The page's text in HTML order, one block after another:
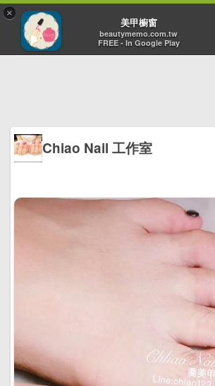
Chiao Nail 工作室
×
美甲櫥窗
beautymemo.com.tw
FREE - In Google Play